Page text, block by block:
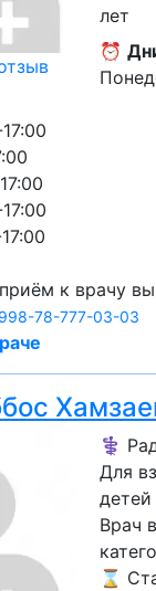
лет
⏰
к врачу
78-777-03-03
⚕️
Для
детей
Врач
⌛